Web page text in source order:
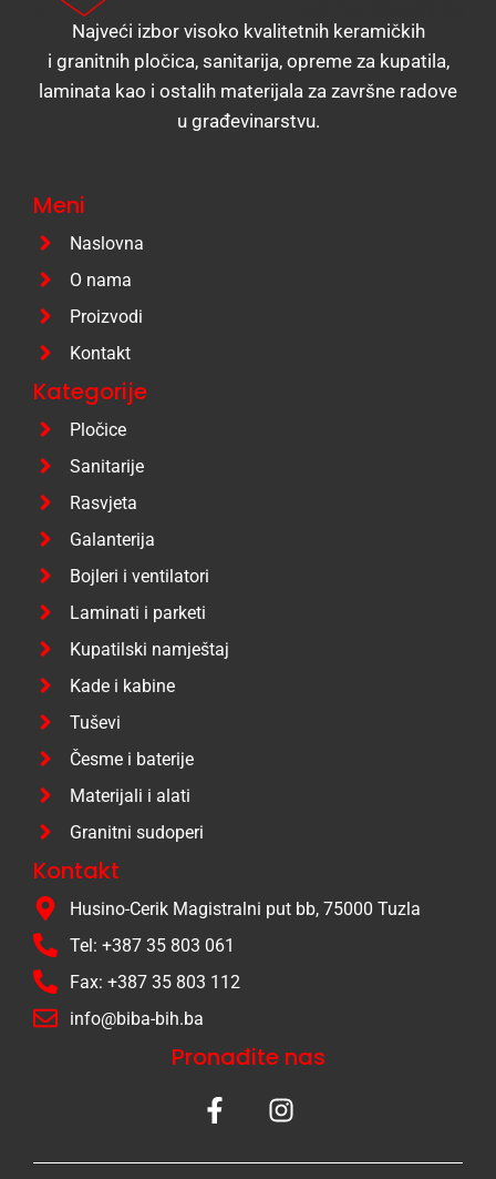
Najveći izbor visoko kvalitetnih keramičkih
i granitnih pločica, sanitarija, opreme za kupatila,
laminata kao i ostalih materijala za završne radove
u građevinarstvu.
Meni
Naslovna
O nama
Proizvodi
Kontakt
Kategorije
Pločice
Sanitarije
Rasvjeta
Galanterija
Bojleri i ventilatori
Laminati i parketi
Kupatilski namještaj
Kade i kabine
Tuševi
Česme i baterije
Materijali i alati
Granitni sudoperi
Kontakt
Husino-Cerik Magistralni put bb, 75000 Tuzla
Tel: +387 35 803 061
Fax: +387 35 803 112
info@biba-bih.ba
Pronađite nas